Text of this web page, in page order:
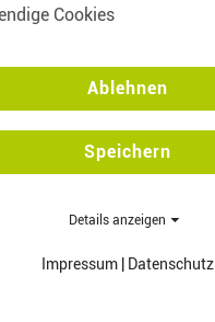
Cookies
Ablehnen
Speichern
Details anzeigen
Impressum Datenschutz